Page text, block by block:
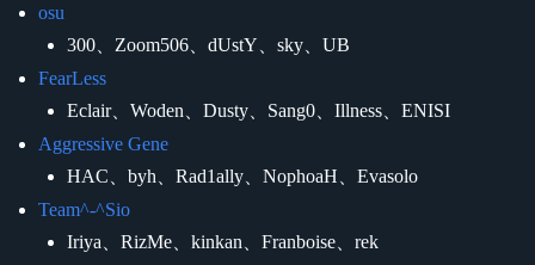
osu
300、Zoom506、dUstY、sky、UB
FearLess
Eclair、Woden、Dusty、Sang0、Illness、ENISI
Aggressive Gene
HAC、byh、Rad1ally、NophoaH、Evasolo
Team^-^Sio
Iriya、RizMe、kinkan、Franboise、rek